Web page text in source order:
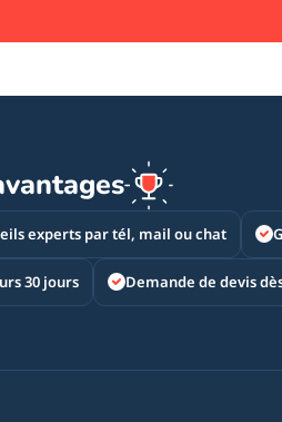
experts par tél, mail ou chat
30 jours Demande de devis